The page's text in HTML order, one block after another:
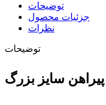
توضیحات
جزئیات محصول
نظرات
توضیحات
پیراهن سایز بزرگ